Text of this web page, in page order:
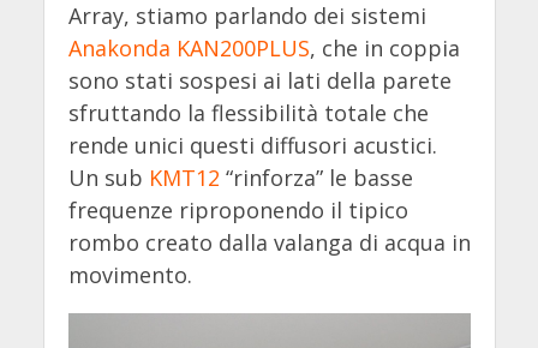
Array, stiamo parlando dei sistemi
Anakonda KAN200PLUS, che in coppia
sono stati sospesi ai lati della parete
sfruttando la flessibilità totale che
rende unici questi diffusori acustici.
Un sub KMT12 “rinforza” le basse
frequenze riproponendo il tipico
rombo creato dalla valanga di acqua in
movimento.